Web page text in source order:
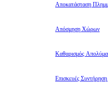
Αποκατάσταση
Απόσμηση Χώρων
Καθαρισμός
Επισκευές